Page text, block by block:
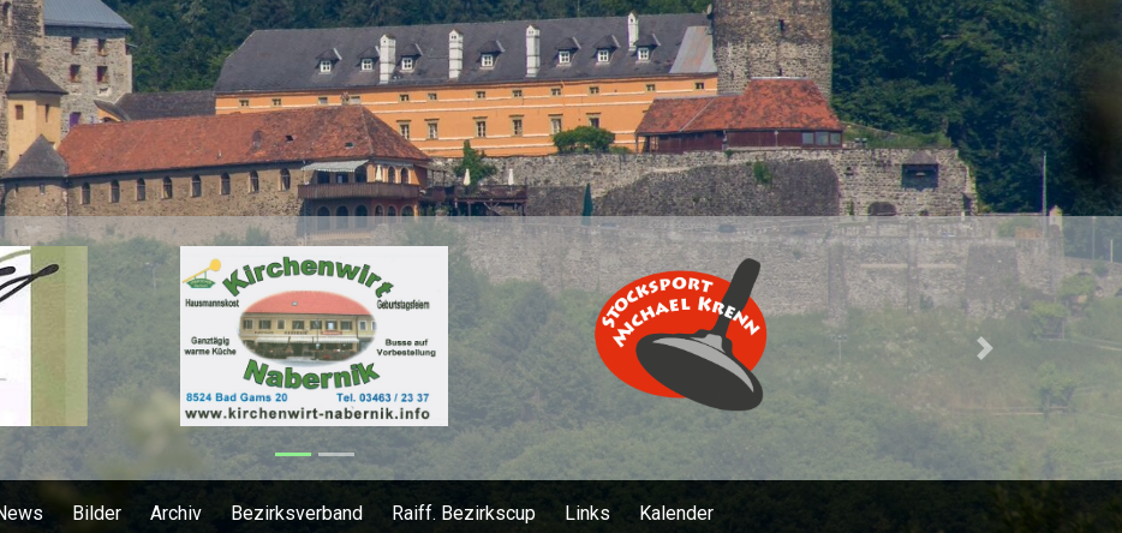
Next
Bilder Archiv Bezirksverband Raiff. Bezirkscup Links
Kalender